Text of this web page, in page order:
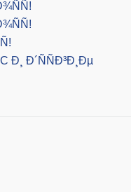
Ð¸ Ð´ÑÑÐ³Ð¸Ðµ